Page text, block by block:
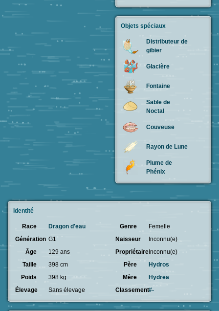
Identité
Race Dragon d'eau Genre
Femelle
Génération G1 Naisseur
Inconnu(e)
Âge
129 ans Propriétaire Inconnu(e)
Taille
398 cm Père
Hydros
Poids
398 kg Mère
Hydrea
Élevage
Sans élevage Classement#-
Objets spéciaux
Distributeur de
gibier
Glacière
Fontaine
Sable de
Noctal
Couveuse
Rayon de Lune
Plume de
Phénix